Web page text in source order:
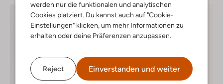
werden nur die funktionalen und analytischen
Cookies platziert. Du kannst auch auf "Cookie-
Einstellungen" klicken, um mehr Informationen zu
erhalten oder deine Präferenzen anzupassen.
Reject Einverstanden und weiter